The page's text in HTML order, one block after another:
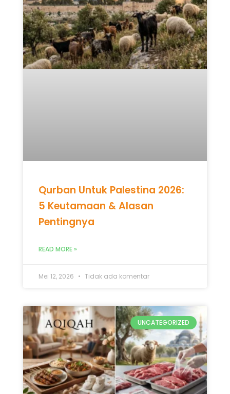
Qurban Untuk Palestina 2026:
5 Keutamaan & Alasan
Pentingnya
READ MORE »
Mei 12, 2026 Tidak ada komentar
UNCATEGORIZED